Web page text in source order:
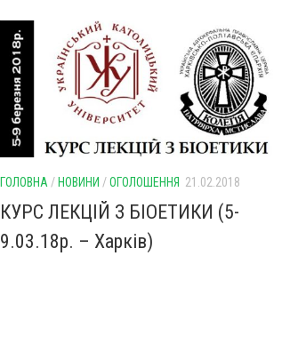
ГОЛОВНА/ НОВИНИ /ОГОЛОШЕННЯ 21.02.2018
КУРС ЛЕКЦІЙ З БІОЕТИКИ (5-
9.03.18р. – Харків)